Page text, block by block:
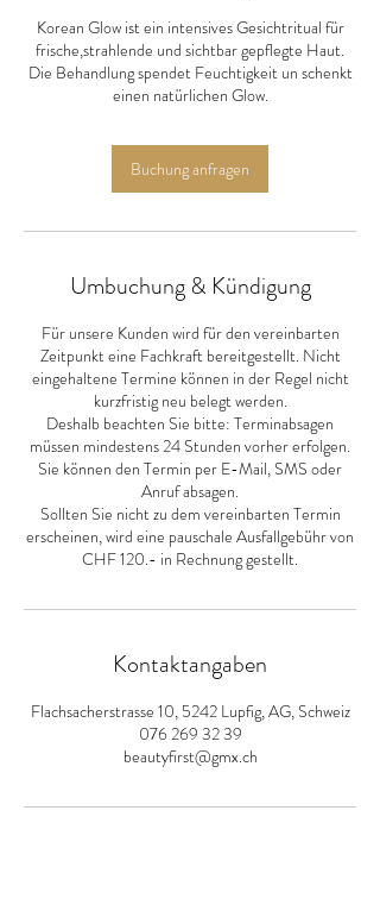
Korean Glow ist ein intensives Gesichtritual für
frische,strahlende und sichtbar gepflegte Haut.
Die Behandlung spendet Feuchtigkeit un schenkt
einen natürlichen Glow.
Buchung anfragen
Umbuchung & Kündigung
Für unsere Kunden wird für den vereinbarten
Zeitpunkt eine Fachkraft bereitgestellt. Nicht
eingehaltene Termine können in der Regel nicht
kurzfristig neu belegt werden.
Deshalb beachten Sie bitte: Terminabsagen
müssen mindestens 24 Stunden vorher erfolgen.
Sie können den Termin per E-Mail, SMS oder
Anruf absagen.
Sollten Sie nicht zu dem vereinbarten Termin
erscheinen, wird eine pauschale Ausfallgebühr von
CHF 120.- in Rechnung gestellt.
Kontaktangaben
Flachsacherstrasse 10, 5242 Lupfig, AG, Schweiz
076 269 32 39
beautyfirst@gmx.ch